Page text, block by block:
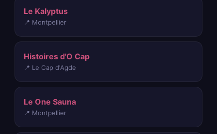
Le Kalyptus
📍 Montpellier
Histoires d'O Cap
📍 Le Cap d'Agde
Le One Sauna
📍 Montpellier